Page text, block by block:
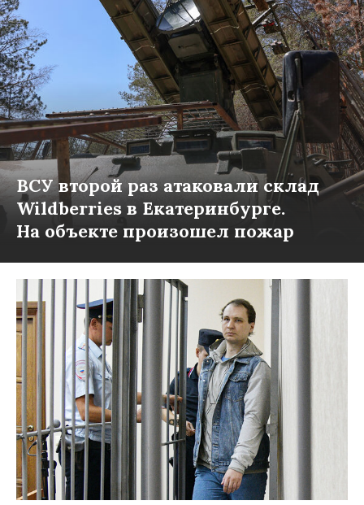
ВСУ второй раз атаковали склад
Wildberries в Екатеринбурге.
На объекте произошел пожар